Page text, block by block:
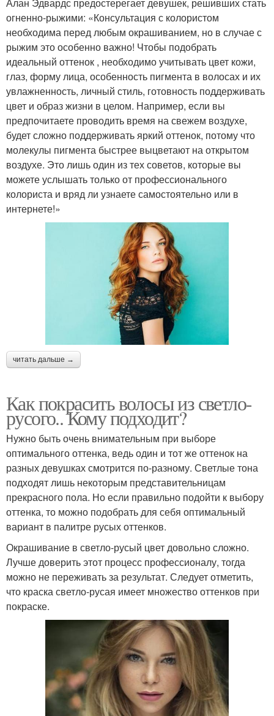
Алан Эдвардс предостерегает девушек, решивших стать
огненно-рыжими: «Консультация с колористом
необходима перед любым окрашиванием, но в случае с
рыжим это особенно важно! Чтобы подобрать
идеальный оттенок , необходимо учитывать цвет кожи,
глаз, форму лица, особенность пигмента в волосах и их
увлажненность, личный стиль, готовность поддерживать
цвет и образ жизни в целом. Например, если вы
предпочитаете проводить время на свежем воздухе,
будет сложно поддерживать яркий оттенок, потому что
молекулы пигмента быстрее выцветают на открытом
воздухе. Это лишь один из тех советов, которые вы
можете услышать только от профессионального
колориста и вряд ли узнаете самостоятельно или в
интернете!»
читать дальше →
Как покрасить волосы из светло-
русого.. Кому подходит?
Нужно быть очень внимательным при выборе
оптимального оттенка, ведь один и тот же оттенок на
разных девушках смотрится по-разному. Светлые тона
подходят лишь некоторым представительницам
прекрасного пола. Но если правильно подойти к выбору
оттенка, то можно подобрать для себя оптимальный
вариант в палитре русых оттенков.
Окрашивание в светло-русый цвет довольно сложно.
Лучше доверить этот процесс профессионалу, тогда
можно не переживать за результат. Следует отметить,
что краска светло-русая имеет множество оттенков при
покраске.